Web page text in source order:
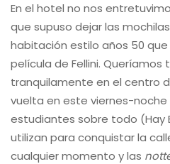
En el hotel no nos
que supuso dejar las
habitación estilo años 50
película de Fellini. Queríamos
tranquilamente en el centro
vuelta en este viernes-
estudiantes sobre todo (Hay
utilizan para conquistar la
cualquier momento y las